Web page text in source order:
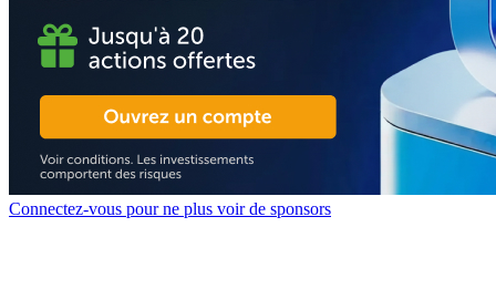
Connectez-vous pour ne plus voir de sponsors